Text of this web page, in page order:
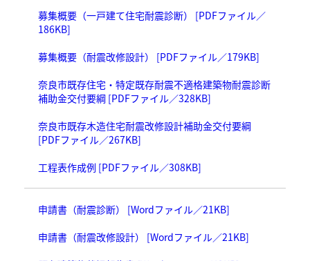
募集概要（一戸建て住宅耐震診断） [PDFファイル／
186KB]
募集概要（耐震改修設計） [PDFファイル／179KB]
奈良市既存住宅・特定既存耐震不適格建築物耐震診断
補助金交付要綱 [PDFファイル／328KB]
奈良市既存木造住宅耐震改修設計補助金交付要綱
[PDFファイル／267KB]
工程表作成例 [PDFファイル／308KB]
申請書（耐震診断） [Wordファイル／21KB]
申請書（耐震改修設計） [Wordファイル／21KB]